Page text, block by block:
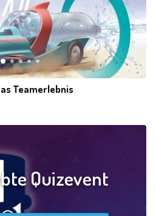
Teamerlebnis
Quizevent